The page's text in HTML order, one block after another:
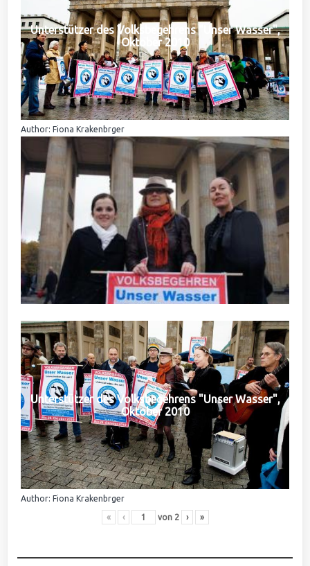
Unterstützer des Volksbegehrens "Unser Wasser",
Oktober 2010
Author: Fiona Krakenbrger
Unterstützer des Volksbegehrens "Unser Wasser",
Oktober 2010
Author: Fiona Krakenbrger
« ‹ von 2 › »